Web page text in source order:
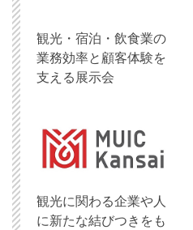
観光・宿泊・飲食業の
業務効率と顧客体験を
支える展示会
観光に関わる企業や人
に新たな結びつきをも